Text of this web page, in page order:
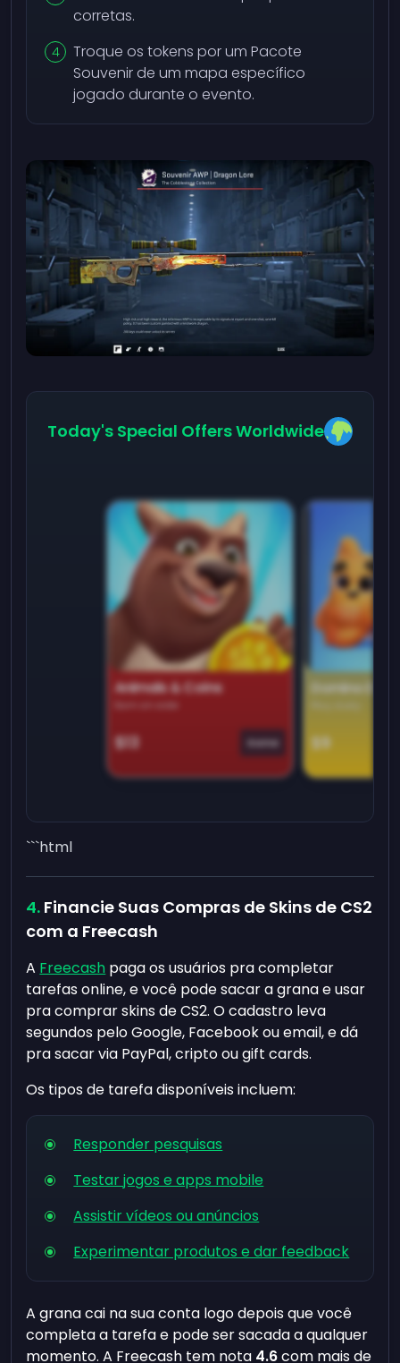
corretas.
Troque os tokens por um Pacote
Souvenir de um mapa específico
jogado durante o evento.
Today's Special Offers Worldwide
Animals & Coins
$13 Game
Domino
$9
```html
Financie Suas Compras de Skins de CS2
com a Freecash
A Freecash paga os usuários pra completar
tarefas online, e você pode sacar a grana e usar
pra comprar skins de CS2. O cadastro leva
segundos pelo Google, Facebook ou email, e dá
pra sacar via PayPal, cripto ou gift cards.
Os tipos de tarefa disponíveis incluem:
Responder pesquisas
Testar jogos e apps mobile
Assistir vídeos ou anúncios
Experimentar produtos e dar feedback
A grana cai na sua conta logo depois que você
completa a tarefa e pode ser sacada a qualquer
momento. A Freecash tem nota 4.6com mais de